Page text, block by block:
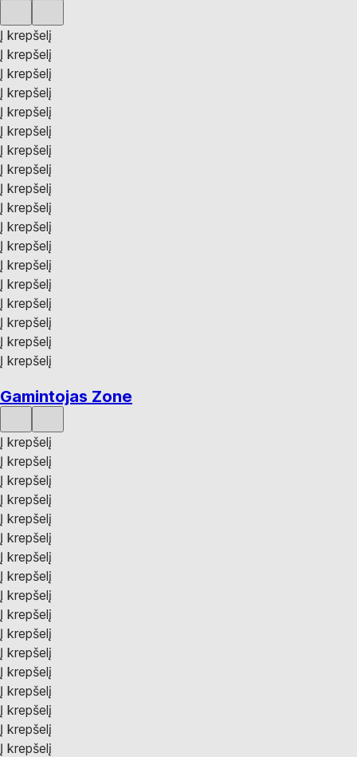
Į krepšelį
Į krepšelį
Į krepšelį
Į krepšelį
Į krepšelį
Į krepšelį
Į krepšelį
Į krepšelį
Į krepšelį
Į krepšelį
Į krepšelį
Į krepšelį
Į krepšelį
Į krepšelį
Į krepšelį
Į krepšelį
Į krepšelį
Į krepšelį
Gamintojas Zone
Į krepšelį
Į krepšelį
Į krepšelį
Į krepšelį
Į krepšelį
Į krepšelį
Į krepšelį
Į krepšelį
Į krepšelį
Į krepšelį
Į krepšelį
Į krepšelį
Į krepšelį
Į krepšelį
Į krepšelį
Į krepšelį
Į krepšelį